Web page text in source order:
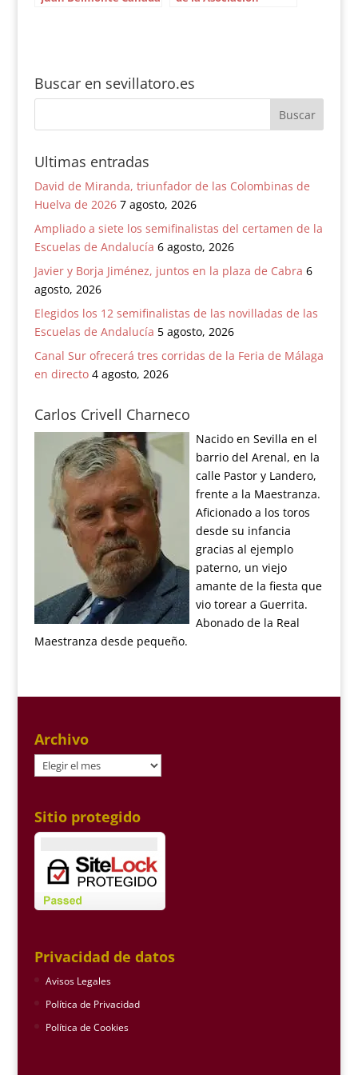
Buscar en sevillatoro.es
Ultimas entradas
David de Miranda, triunfador de las Colombinas de
Huelva de 2026 7 agosto, 2026
Ampliado a siete los semifinalistas del certamen de la
Escuelas de Andalucía 6 agosto, 2026
Javier y Borja Jiménez, juntos en la plaza de Cabra 6
agosto, 2026
Elegidos los 12 semifinalistas de las novilladas de las
Escuelas de Andalucía 5 agosto, 2026
Canal Sur ofrecerá tres corridas de la Feria de Málaga
en directo 4 agosto, 2026
Carlos Crivell Charneco
Nacido en Sevilla en el
barrio del Arenal, en la
calle Pastor y Landero,
frente a la Maestranza.
Aficionado a los toros
desde su infancia
gracias al ejemplo
paterno, un viejo
amante de la fiesta que
vio torear a Guerrita.
Abonado de la Real
Maestranza desde pequeño.
Archivo
Archivo
Sitio protegido
Privacidad de datos
Avisos Legales
Política de Privacidad
Política de Cookies